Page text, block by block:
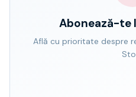
Abonează-te
Află cu prioritate despre